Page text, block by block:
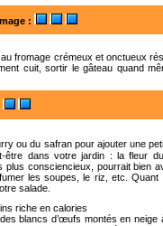
:
fromage crémeux et onctueux
cuit, sortir le gâteau quand
ou du safran pour ajouter une
être dans votre jardin : la fleur
plus consciencieux, pourrait bien
les soupes, le riz, etc.
salade.
riche en calories
blancs d’œufs montés en